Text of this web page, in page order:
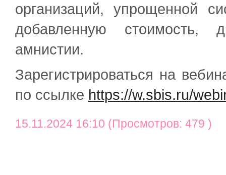
организаций, упрощенной
добавленную стоимость,
амнистии.
Зарегистрироваться на
по ссылке https://w.sbis.ru/
15.11.2024 16:10 (Просмотров: 479 )